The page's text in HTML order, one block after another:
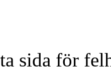
sida för